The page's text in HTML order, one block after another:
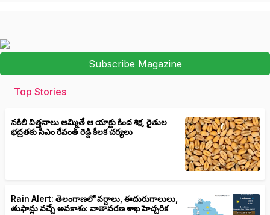
Subscribe Magazine
Top Stories
నకిలీ విత్తనాలు అమ్మితే ఆ యాక్టు కింద శిక్ష, రైతుల
భద్రతకు సీఎం రేవంత్ రెడ్డి కీలక చర్యలు
Rain Alert: తెలంగాణలో వర్షాలు, ఈదురుగాలులు,
తుఫాన్లు వచ్చే అవకాశం: వాతావరణ శాఖ హెచ్చరిక